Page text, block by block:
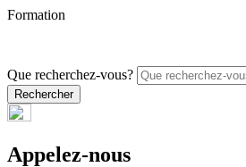
Formation
Que recherchez-vous?
Appelez-nous